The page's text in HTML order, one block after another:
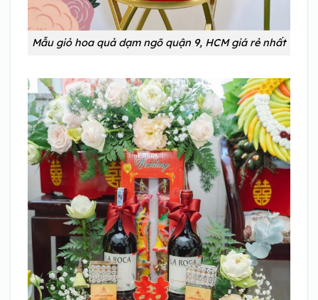
Mẫu giỏ hoa quả dạm ngõ quận 9, HCM giá rẻ nhất